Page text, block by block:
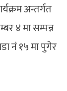
अन्तर्गत
४ मा सम्पन्न
नं १५ मा पुगेर